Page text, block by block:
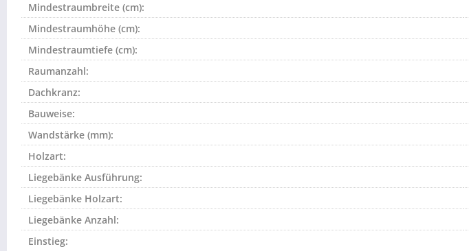
Mindestraumbreite (cm):
Mindestraumhöhe (cm):
Mindestraumtiefe (cm):
Raumanzahl:
Dachkranz:
Bauweise:
Wandstärke (mm):
Holzart:
Liegebänke Ausführung:
Liegebänke Holzart:
Liegebänke Anzahl:
Einstieg: